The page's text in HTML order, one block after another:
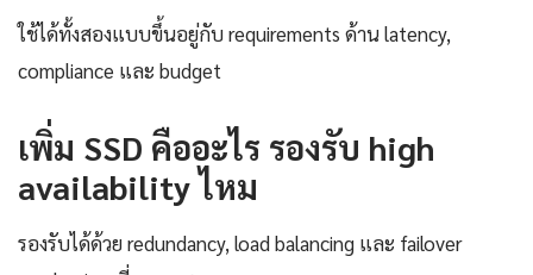
ใช้ได้ทั้งสองแบบขึ้นอยู่กับ requirements ด้าน latency,
compliance และ budget
เพิ่ม SSD คืออะไร รองรับ high
availability ไหม
รองรับได้ด้วย redundancy, load balancing และ failover